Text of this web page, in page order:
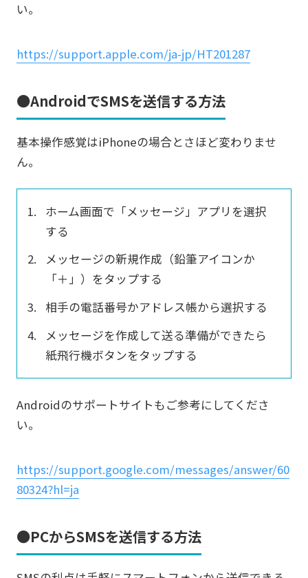
い。
https://support.apple.com/ja-jp/HT201287
●AndroidでSMSを送信する方法
基本操作感覚はiPhoneの場合とさほど変わりませ
ん。
ホーム画面で「メッセージ」アプリを選択
する
メッセージの新規作成（鉛筆アイコンか
「＋」）をタップする
相手の電話番号かアドレス帳から選択する
メッセージを作成して送る準備ができたら
紙飛行機ボタンをタップする
Androidのサポートサイトもご参考にしてくださ
い。
https://support.google.com/messages/answer/60
80324?hl=ja
●PCからSMSを送信する方法